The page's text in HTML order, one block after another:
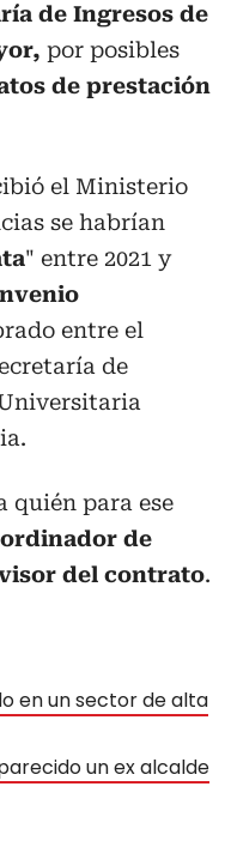
de Ingresos de
por posibles
de prestación
el Ministerio
se habrían
" entre 2021 y
entre el
de
quién para ese
de
del contrato.
en un sector de alta
un ex alcalde